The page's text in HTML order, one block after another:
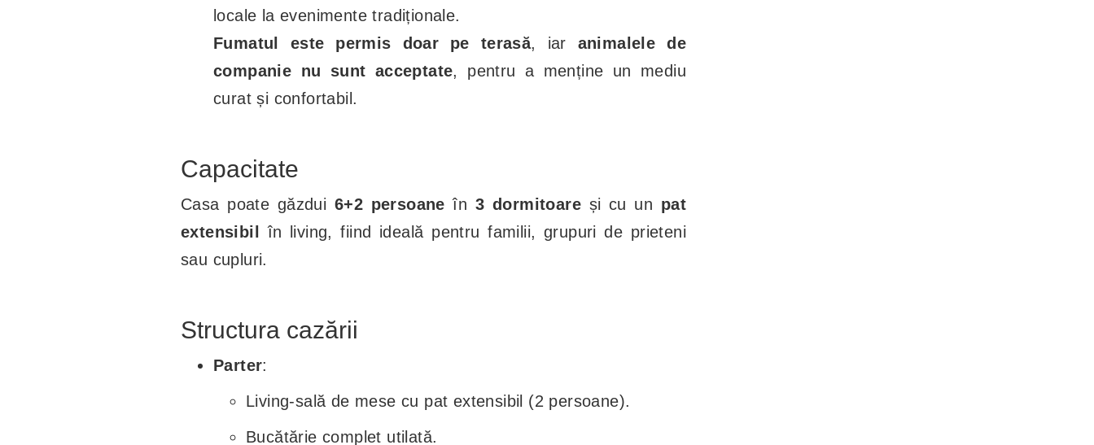
locale la evenimente tradiționale.
Fumatul este permis doar pe terasă, iar animalele de
companie nu sunt acceptate, pentru a menține un mediu
curat și confortabil.
Capacitate
Casa poate găzdui 6+2 persoane în 3 dormitoareși cu un pat
extensibil
în living, fiind ideală pentru familii, grupuri de prieteni
sau cupluri.
Structura cazării
Parter:
Living-sală de mese cu pat extensibil (2 persoane).
Bucătărie complet utilată.